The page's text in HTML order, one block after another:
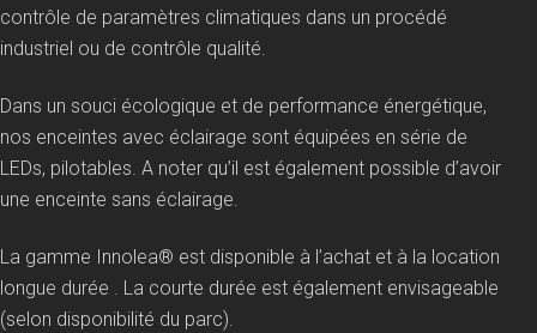
contrôle de paramètres climatiques dans un procédé
industriel ou de contrôle qualité.
Dans un souci écologique et de performance énergétique,
nos enceintes avec éclairage sont équipées en série de
LEDs, pilotables. A noter qu’il est également possible d’avoir
une enceinte sans éclairage.
La gamme Innolea® est disponible à l’achat et à la location
longue durée . La courte durée est également envisageable
(selon disponibilité du parc).